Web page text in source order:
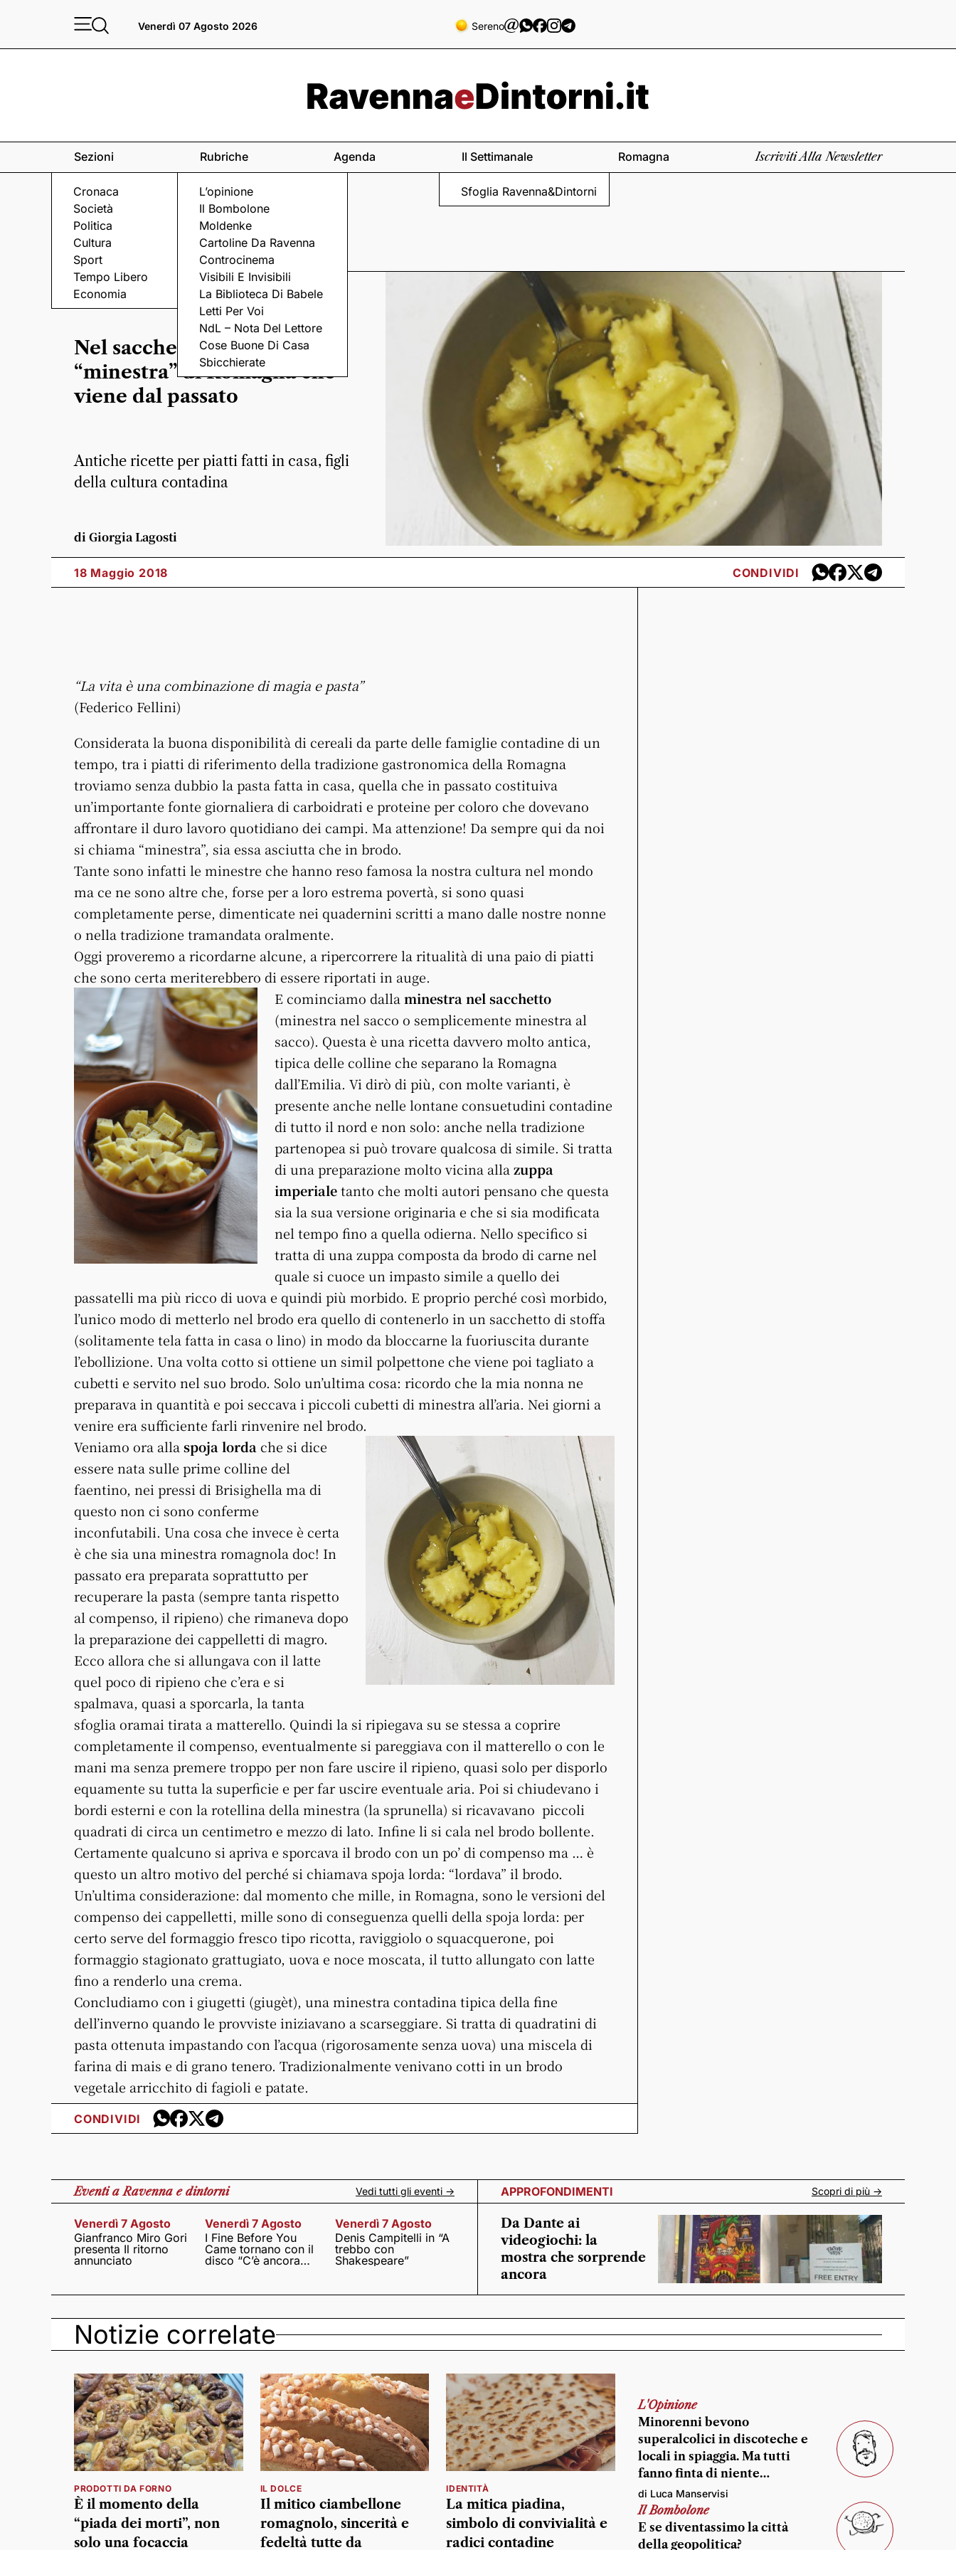
Venerdì 07 Agosto 2026 Sereno
Sezioni
Cronaca
Società
Politica
Cultura
Sport
Tempo Libero
Economia
Rubriche
L’opinione
Il Bombolone
Moldenke
Cartoline Da Ravenna
Controcinema
Visibili E Invisibili
La Biblioteca Di Babele
Letti Per Voi
NdL – Nota Del Lettore
Cose Buone Di Casa
Sbicchierate
Agenda Il Settimanale
Sfoglia Ravenna&Dintorni
Romagna Iscriviti Alla Newsletter
TRADIZIONI
Nel sacchetto o lorda, la
“minestra” di Romagna che
viene dal passato
Antiche ricette per piatti fatti in casa, figli
della cultura contadina
di Giorgia Lagosti
18 Maggio 2018 CONDIVIDI
“La vita è una combinazione di magia e pasta”
(Federico Fellini)
Considerata la buona disponibilità di cereali da parte delle famiglie contadine di un
tempo, tra i piatti di riferimento della tradizione gastronomica della Romagna
troviamo senza dubbio la pasta fatta in casa, quella che in passato costituiva
un’importante fonte giornaliera di carboidrati e proteine per coloro che dovevano
affrontare il duro lavoro quotidiano dei campi. Ma attenzione! Da sempre qui da noi
si chiama “minestra”, sia essa asciutta che in brodo.
Tante sono infatti le minestre che hanno reso famosa la nostra cultura nel mondo
ma ce ne sono altre che, forse per a loro estrema povertà, si sono quasi
completamente perse, dimenticate nei quadernini scritti a mano dalle nostre nonne
o nella tradizione tramandata oralmente.
Oggi proveremo a ricordarne alcune, a ripercorrere la ritualità di una paio di piatti
che sono certa meriterebbero di essere riportati in auge.
E cominciamo dalla minestra nel sacchetto
(minestra nel sacco o semplicemente minestra al
sacco). Questa è una ricetta davvero molto antica,
tipica delle colline che separano la Romagna
dall’Emilia. Vi dirò di più, con molte varianti, è
presente anche nelle lontane consuetudini contadine
di tutto il nord e non solo: anche nella tradizione
partenopea si può trovare qualcosa di simile. Si tratta
di una preparazione molto vicina alla zuppa
imperialetanto che molti autori pensano che questa
sia la sua versione originaria e che si sia modificata
nel tempo fino a quella odierna. Nello specifico si
tratta di una zuppa composta da brodo di carne nel
quale si cuoce un impasto simile a quello dei
passatelli ma più ricco di uova e quindi più morbido. E proprio perché così morbido,
l’unico modo di metterlo nel brodo era quello di contenerlo in un sacchetto di stoffa
(solitamente tela fatta in casa o lino) in modo da bloccarne la fuoriuscita durante
l’ebollizione. Una volta cotto si ottiene un simil polpettone che viene poi tagliato a
cubetti e servito nel suo brodo. Solo un’ultima cosa: ricordo che la mia nonna ne
preparava in quantità e poi seccava i piccoli cubetti di minestra all’aria. Nei giorni a
venire era sufficiente farli rinvenire nel brodo.
Veniamo ora alla spoja lorda che si dice
essere nata sulle prime colline del
faentino, nei pressi di Brisighella ma di
questo non ci sono conferme
inconfutabili. Una cosa che invece è certa
è che sia una minestra romagnola doc! In
passato era preparata soprattutto per
recuperare la pasta (sempre tanta rispetto
al compenso, il ripieno) che rimaneva dopo
la preparazione dei cappelletti di magro.
Ecco allora che si allungava con il latte
quel poco di ripieno che c’era e si
spalmava, quasi a sporcarla, la tanta
sfoglia oramai tirata a matterello. Quindi la si ripiegava su se stessa a coprire
completamente il compenso, eventualmente si pareggiava con il matterello o con le
mani ma senza premere troppo per non fare uscire il ripieno, quasi solo per disporlo
equamente su tutta la superficie e per far uscire eventuale aria. Poi si chiudevano i
bordi esterni e con la rotellina della minestra (la sprunella) si ricavavano piccoli
quadrati di circa un centimetro e mezzo di lato. Infine li si cala nel brodo bollente.
Certamente qualcuno si apriva e sporcava il brodo con un po’ di compenso ma … è
questo un altro motivo del perché si chiamava spoja lorda: “lordava” il brodo.
Un’ultima considerazione: dal momento che mille, in Romagna, sono le versioni del
compenso dei cappelletti, mille sono di conseguenza quelli della spoja lorda: per
certo serve del formaggio fresco tipo ricotta, raviggiolo o squacquerone, poi
formaggio stagionato grattugiato, uova e noce moscata, il tutto allungato con latte
fino a renderlo una crema.
Concludiamo con i giugetti (giugèt), una minestra contadina tipica della fine
dell’inverno quando le provviste iniziavano a scarseggiare. Si tratta di quadratini di
pasta ottenuta impastando con l’acqua (rigorosamente senza uova) una miscela di
farina di mais e di grano tenero. Tradizionalmente venivano cotti in un brodo
vegetale arricchito di fagioli e patate.
CONDIVIDI
Eventia Ravenna e dintorni Vedi tutti gli eventi ->
Venerdì 7 Agosto
Gianfranco Miro Gori
presenta Il ritorno
annunciato
Venerdì 7 Agosto
I Fine Before You
Came tornano con il
disco “C’è ancora
Venerdì 7 Agosto
Denis Campitelli in “A
trebbo con
Shakespeare”
APPROFONDIMENTI Scopri di più ->
Da Dante ai
videogiochi: la
mostra che sorprende
ancora
Notizie correlate
PRODOTTI DA FORNO
È il momento della
“piada dei morti”, non
solo una focaccia
IL DOLCE
Il mitico ciambellone
romagnolo, sincerità e
fedeltà tutte da
IDENTITÀ
La mitica piadina,
simbolo di convivialità e
radici contadine
L'Opinione
Minorenni bevono
superalcolici in discoteche e
locali in spiaggia. Ma tutti
fanno finta di niente…
di Luca Manservisi
Il Bombolone
E se diventassimo la città
della geopolitica?